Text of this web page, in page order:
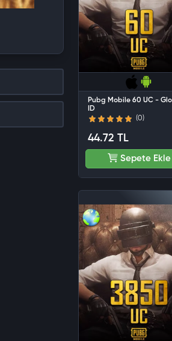
Pubg Mobile 60 UC -
ID
(0)
44.72 TL
Sepete Ekle